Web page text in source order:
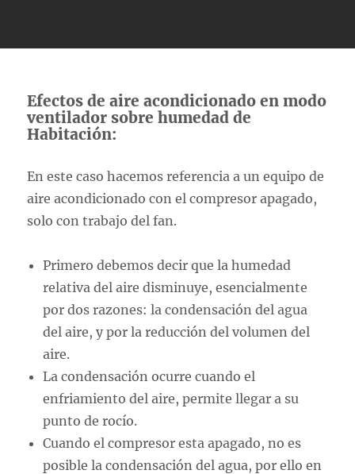
Efectos de aire acondicionado en modo
ventilador sobre humedad de
Habitación:
En este caso hacemos referencia a un equipo de
aire acondicionado con el compresor apagado,
solo con trabajo del fan.
Primero debemos decir que la humedad
relativa del aire disminuye, esencialmente
por dos razones: la condensación del agua
del aire, y por la reducción del volumen del
aire.
La condensación ocurre cuando el
enfriamiento del aire, permite llegar a su
punto de rocío.
Cuando el compresor esta apagado, no es
posible la condensación del agua, por ello en